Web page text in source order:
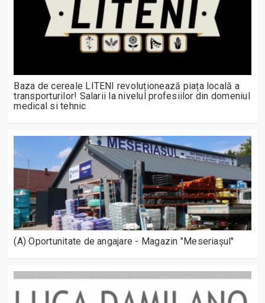
Baza de cereale LITENI revoluționează piața locală a
transporturilor! Salarii la nivelul profesiilor din domeniul
medical si tehnic
(A) Oportunitate de angajare - Magazin "Meseriașul"